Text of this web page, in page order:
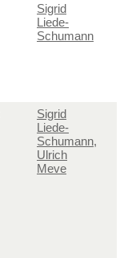
Sigrid
Liede-
Schumann
Sigrid
Liede-
Schumann,
Ulrich
Meve